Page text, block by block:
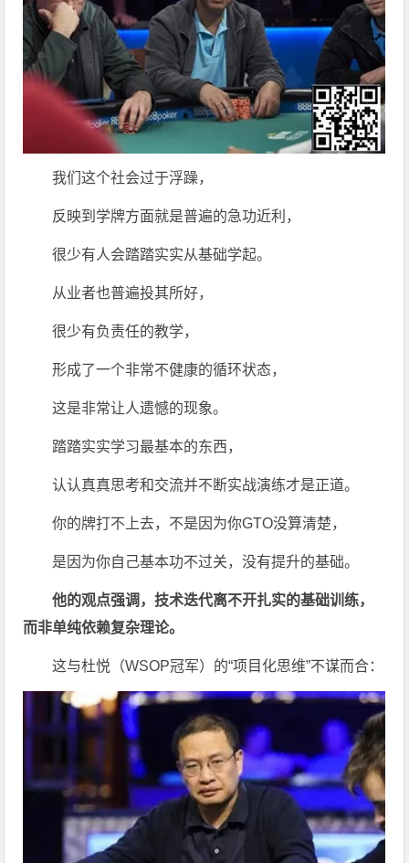
我们这个社会过于浮躁，
反映到学牌方面就是普遍的急功近利，
很少有人会踏踏实实从基础学起。
从业者也普遍投其所好，
很少有负责任的教学，
形成了一个非常不健康的循环状态，
这是非常让人遗憾的现象。
踏踏实实学习最基本的东西，
认认真真思考和交流并不断实战演练才是正道。
你的牌打不上去，不是因为你GTO没算清楚，
是因为你自己基本功不过关，没有提升的基础。
他的观点强调，技术迭代离不开扎实的基础训练，
而非单纯依赖复杂理论。
这与杜悦（WSOP冠军）的“项目化思维”不谋而合：